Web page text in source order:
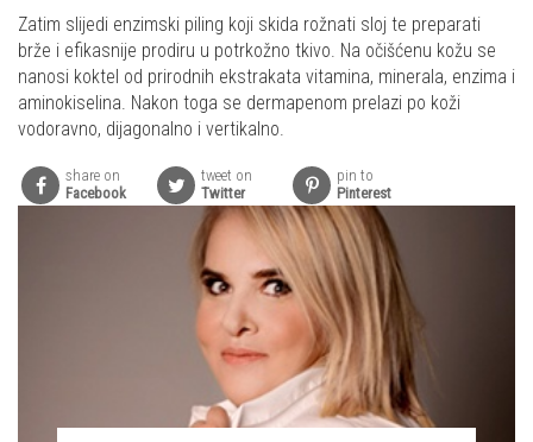
Zatim slijedi enzimski piling koji skida rožnati sloj te preparati
brže i efikasnije prodiru u potrkožno tkivo. Na očišćenu kožu se
nanosi koktel od prirodnih ekstrakata vitamina, minerala, enzima i
aminokiselina. Nakon toga se dermapenom prelazi po koži
vodoravno, dijagonalno i vertikalno.
share on
Facebook
tweet on
Twitter
pin to
Pinterest